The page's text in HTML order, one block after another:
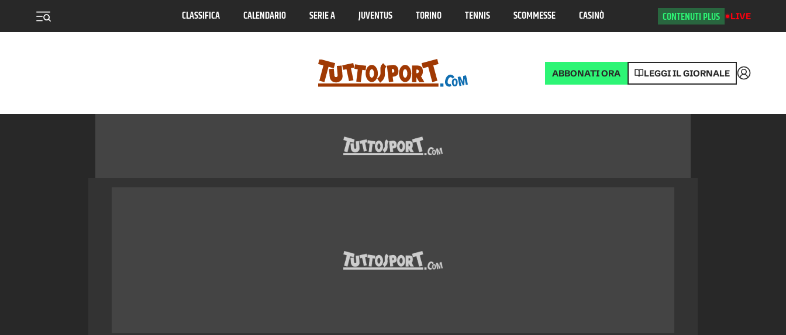
CLASSIFICA CALENDARIO SERIE A JUVENTUS TORINO TENNIS SCOMMESSE CASINÒ CONTENUTI PLUS LIVE
ABBONATI ORA LEGGI IL GIORNALE Accedi